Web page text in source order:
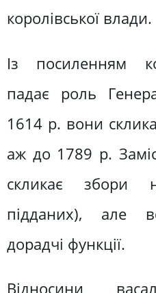
королівської влади.
Із посиленням
падає роль
1614 р. вони
аж до 1789 р.
скликає збори
підданих), але
дорадчі функції.
Відносини